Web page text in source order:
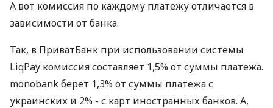
А вот комиссия по каждому платежу отличается в
зависимости от банка.
Так, в ПриватБанк при использовании системы
LiqPay комиссия составляет 1,5% от суммы платежа.
monobank берет 1,3% от суммы платежа с
украинских и 2% - с карт иностранных банков. А,